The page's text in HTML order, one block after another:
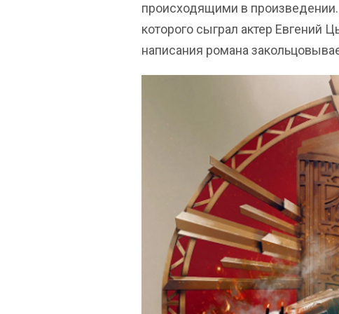
происходящими в
которого сыграл актер Евгений
написания романа